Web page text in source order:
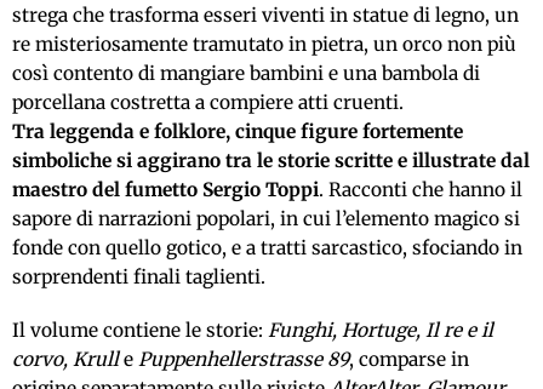
strega che trasforma esseri viventi in statue di legno, un
re misteriosamente tramutato in pietra, un orco non più
così contento di mangiare bambini e una bambola di
porcellana costretta a compiere atti cruenti.
Tra leggenda e folklore, cinque figure fortemente
simboliche si aggirano tra le storie scritte e illustrate dal
maestro del fumetto Sergio Toppi. Racconti che hanno il
sapore di narrazioni popolari, in cui l’elemento magico si
fonde con quello gotico, e a tratti sarcastico, sfociando in
sorprendenti finali taglienti.
Il volume contiene le storie: Funghi, Hortuge, Il re e il
corvo, Krulle Puppenhellerstrasse 89, comparse in